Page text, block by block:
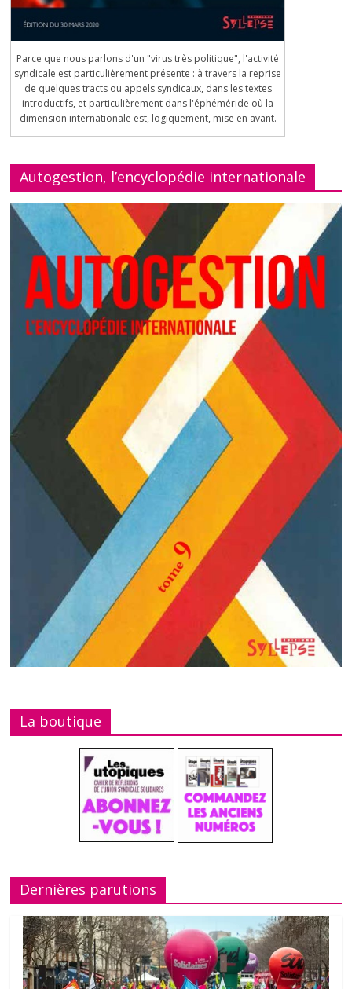
Parce que nous parlons d'un "virus très politique", l'activité
syndicale est particulièrement présente : à travers la reprise
de quelques tracts ou appels syndicaux, dans les textes
introductifs, et particulièrement dans l'éphéméride où la
dimension internationale est, logiquement, mise en avant.
Autogestion, l’encyclopédie internationale
La boutique
Dernières parutions